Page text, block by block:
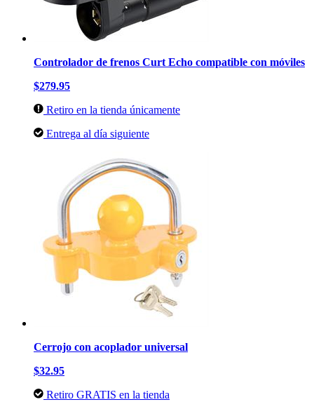
Controlador de frenos Curt Echo compatible con móviles
$279.95
Retiro en la tienda únicamente
Entrega al día siguiente
Cerrojo con acoplador universal
$32.95
Retiro GRATIS en la tienda